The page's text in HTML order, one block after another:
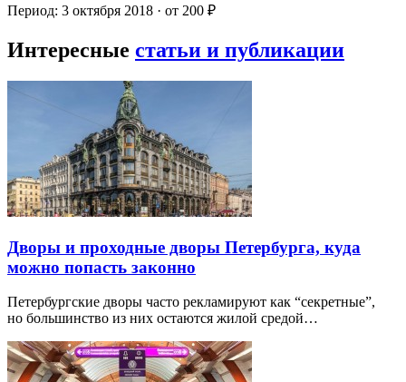
Период: 3 октября 2018 · от 200 ₽
Интересные статьи и публикации
Дворы и проходные дворы Петербурга, куда
можно попасть законно
Петербургские дворы часто рекламируют как “секретные”,
но большинство из них остаются жилой средой…